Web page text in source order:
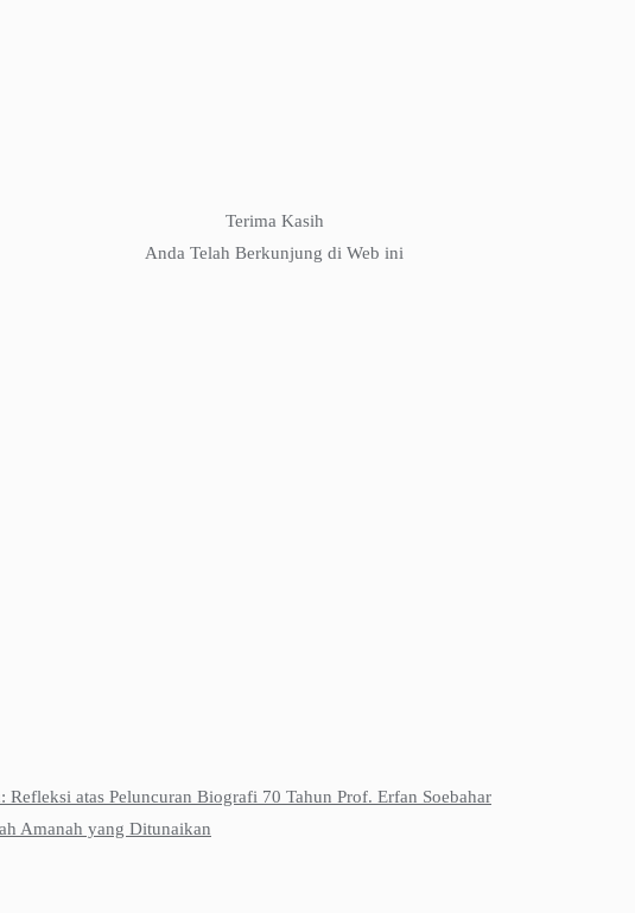
Terima Kasih
Anda Telah Berkunjung di Web ini
atas Peluncuran Biografi 70 Tahun Prof. Erfan Soebahar
Amanah yang Ditunaikan